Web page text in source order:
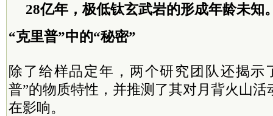
28亿年，极低钛玄武岩的形成年龄未知
“克里普”中的“秘密”
除了给样品定年，两个研究团队还揭示
普”的物质特性，并推测了其对月背火山
在影响。